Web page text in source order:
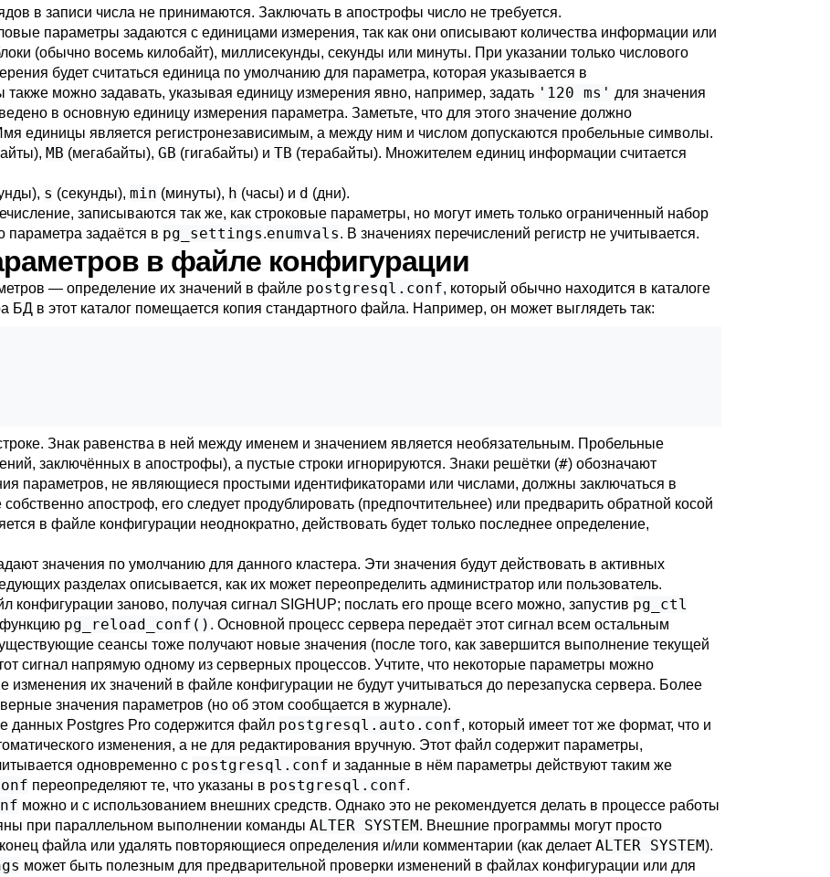
в записи числа не принимаются. Заключать в апострофы число не требуется.
параметры задаются с единицами измерения, так как они описывают количества информации или
(обычно восемь килобайт), миллисекунды, секунды или минуты. При указании только числового
будет считаться единица по умолчанию для параметра, которая указывается в
также можно задавать, указывая единицу измерения явно, например, задать '120 ms' для значения
в основную единицу измерения параметра. Заметьте, что для этого значение должно
единицы является регистронезависимым, а между ним и числом допускаются пробельные символы.
MB (мегабайты), GB (гигабайты) и TB (терабайты). Множителем единиц информации считается
s (секунды), min (минуты), h (часы) и d (дни).
записываются так же, как строковые параметры, но могут иметь только ограниченный набор
параметра задаётся в pg_settings.enumvals. В значениях перечислений регистр не учитывается.
в файле конфигурации
— определение их значений в файле postgresql.conf, который обычно находится в каталоге
БД в этот каталог помещается копия стандартного файла. Например, он может выглядеть так:
Знак равенства в ней между именем и значением является необязательным. Пробельные
заключённых в апострофы), а пустые строки игнорируются. Знаки решётки (#) обозначают
параметров, не являющиеся простыми идентификаторами или числами, должны заключаться в
апостроф, его следует продублировать (предпочтительнее) или предварить обратной косой
в файле конфигурации неоднократно, действовать будет только последнее определение,
значения по умолчанию для данного кластера. Эти значения будут действовать в активных
разделах описывается, как их может переопределить администратор или пользователь.
конфигурации заново, получая сигнал SIGHUP; послать его проще всего можно, запустив pg_ctl
pg_reload_conf() . Основной процесс сервера передаёт этот сигнал всем остальным
сеансы тоже получают новые значения (после того, как завершится выполнение текущей
сигнал напрямую одному из серверных процессов. Учтите, что некоторые параметры можно
изменения их значений в файле конфигурации не будут учитываться до перезапуска сервера. Более
значения параметров (но об этом сообщается в журнале).
данных Postgres Pro содержится файл postgresql.auto.conf, который имеет тот же формат, что и
изменения, а не для редактирования вручную. Этот файл содержит параметры,
одновременно с postgresql.conf и заданные в нём параметры действуют таким же
переопределяют те, что указаны в postgresql.conf.
можно и с использованием внешних средств. Однако это не рекомендуется делать в процессе работы
при параллельном выполнении команды ALTER SYSTEM. Внешние программы могут просто
файла или удалять повторяющиеся определения и/или комментарии (как делает ALTER SYSTEM).
может быть полезным для предварительной проверки изменений в файлах конфигурации или для